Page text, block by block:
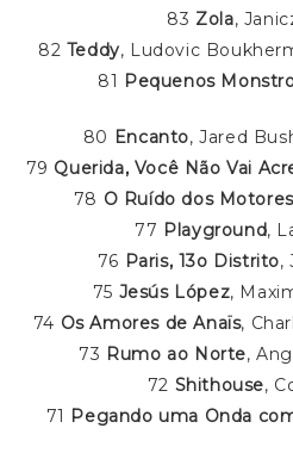
83 Zola,
82 Teddy, Ludovic
81 Pequenos
80 Encanto, Jared
79 Querida, Você Não Vai
78 O Ruído dos Motores
77 Playground,
76 Paris, 13o Distrito,
75 Jesús López,
74 Os Amores de Anaïs,
73 Rumo ao Norte,
72 Shithouse,
71 Pegando uma Onda